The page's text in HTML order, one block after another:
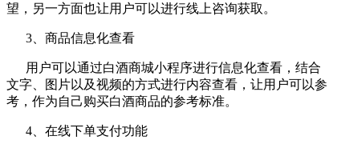
望，另一方面也让用户可以进行线上咨询获取。
3、商品信息化查看
用户可以通过白酒商城小程序进行信息化查看，结合
文字、图片以及视频的方式进行内容查看，让用户可以参
考，作为自己购买白酒商品的参考标准。
4、在线下单支付功能